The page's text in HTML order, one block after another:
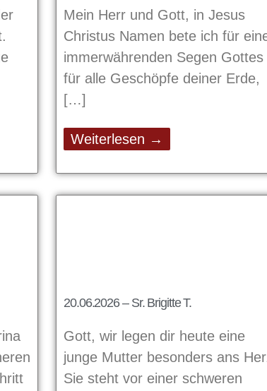
Mein Herr und Gott, in Jesus
Christus Namen bete ich für
immerwährenden Segen Gottes
für alle Geschöpfe deiner Erde,
Weiterlesen →
20.06.2026 – Sr. Brigitte T.
Gott, wir legen dir heute eine
junge Mutter besonders ans
Sie steht vor einer schweren